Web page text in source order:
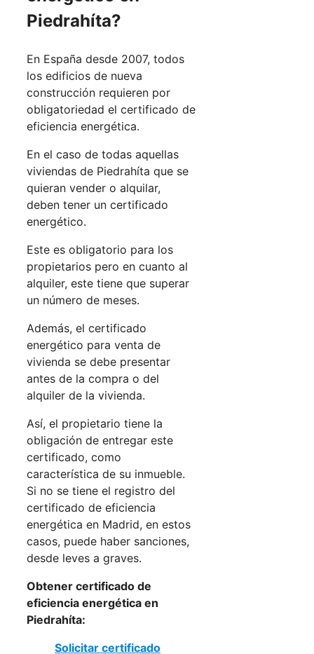
Piedrahíta?
En España desde 2007, todos
los edificios de nueva
construcción requieren por
obligatoriedad el certificado de
eficiencia energética.
En el caso de todas aquellas
viviendas de Piedrahíta que se
quieran vender o alquilar,
deben tener un certificado
energético.
Este es obligatorio para los
propietarios pero en cuanto al
alquiler, este tiene que superar
un número de meses.
Además, el certificado
energético para venta de
vivienda se debe presentar
antes de la compra o del
alquiler de la vivienda.
Así, el propietario tiene la
obligación de entregar este
certificado, como
característica de su inmueble.
Si no se tiene el registro del
certificado de eficiencia
energética en Madrid, en estos
casos, puede haber sanciones,
desde leves a graves.
Obtener certificado de
eficiencia energética en
Piedrahíta:
Solicitar certificado